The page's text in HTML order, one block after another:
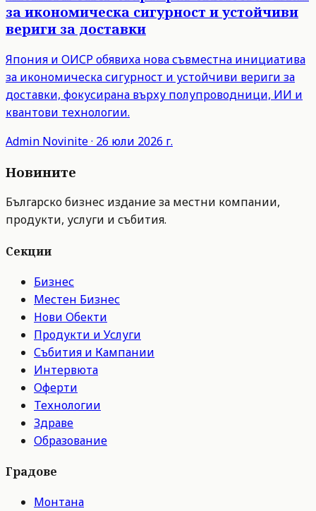
за икономическа сигурност и устойчиви
вериги за доставки
Япония и ОИСР обявиха нова съвместна инициатива
за икономическа сигурност и устойчиви вериги за
доставки, фокусирана върху полупроводници, ИИ и
квантови технологии.
Admin Novinite· 26 юли 2026 г.
Новините
Българско бизнес издание за местни компании,
продукти, услуги и събития.
Секции
Бизнес
Местен Бизнес
Нови Обекти
Продукти и Услуги
Събития и Кампании
Интервюта
Оферти
Технологии
Здраве
Образование
Градове
Монтана